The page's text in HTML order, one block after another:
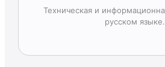
Техническая и
русском языке.